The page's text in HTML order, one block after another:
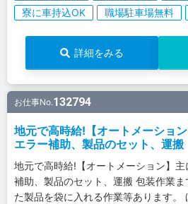
寮に車持込OK
職場駐車場無料
詳細をみる
お仕事No.132794
地元で高時給!【オートメーショ
エラー補助、製品のセット、運搬
地元で高時給!【オートメーション】
補助、製品のセット、運搬 包装作業
た製品を袋に入れる作業等あります